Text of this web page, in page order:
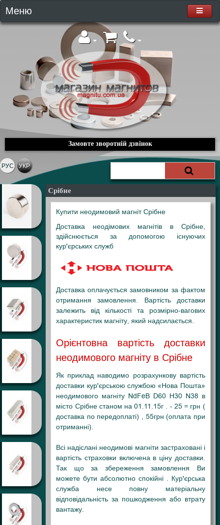
Меню
Замовте зворотній дзвінок
РУС УКР
Срібне
Купити неодимовий магніт Срібне
Доставка неодімових магнітів в Срібне,
здійснюється за допомогою існуючих
кур'єрських служб
Доставка оплачується замовником за фактом
отримання замовлення. Вартість доставки
залежить від кількості та розмірно-вагових
характеристик магніту, який надсилається.
Орієнтовна вартість доставки
неодимового магніту в Срібне
Як приклад наводимо розрахункову вартість
доставки кур'єрською службою «Нова Пошта»
неодимового магніту NdFeB D60 H30 N38 в
місто Срібне станом на 01.11.15г . - 25 = грн (
доставка по передоплаті) , 55грн (оплата при
отриманні).
Всі надіслані неодимові магніти застраховані і
вартість страховки включена в ціну доставки.
Так що за збереження замовлення Ви
можете бути абсолютно спокійні . Кур'єрська
служба несе повну матеріальну
відповідальність за пошкодження або втрату
вантажу.